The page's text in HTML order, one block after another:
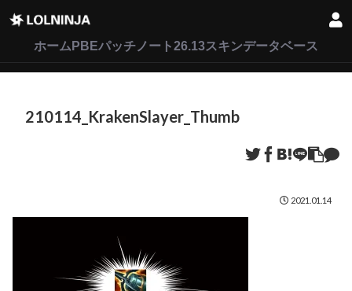
ホーム PBEパッチノート26.13スキンデータベース
210114_KrakenSlayer_Thumb
2021.01.14